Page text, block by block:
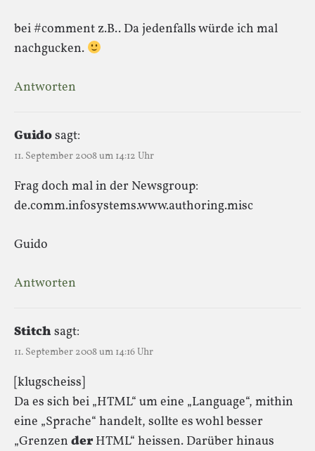
bei #comment z.B.. Da jedenfalls würde ich mal
nachgucken.
Antworten
Guidosagt:
11. September 2008 um 14:12 Uhr
Frag doch mal in der Newsgroup:
de.comm.infosystems.www.authoring.misc
Guido
Antworten
Stitch sagt:
11. September 2008 um 14:16 Uhr
[klugscheiss]
Da es sich bei „HTML“ um eine „Language“, mithin
eine „Sprache“ handelt, sollte es wohl besser
„Grenzen der HTML“ heissen. Darüber hinaus